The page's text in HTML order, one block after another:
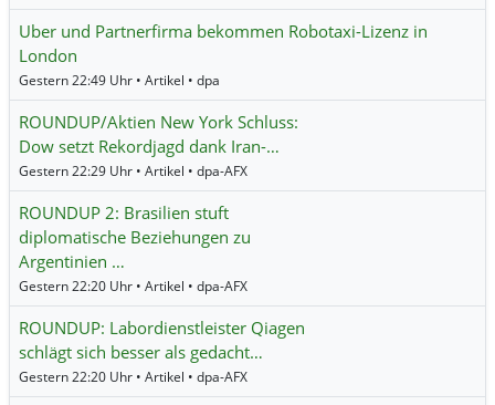
Uber und Partnerfirma bekommen Robotaxi-Lizenz in
London
Gestern 22:49 Uhr • Artikel • dpa
ROUNDUP/Aktien New York Schluss:
Dow setzt Rekordjagd dank Iran-…
Gestern 22:29 Uhr • Artikel • dpa-AFX
ROUNDUP 2: Brasilien stuft
diplomatische Beziehungen zu
Argentinien …
Gestern 22:20 Uhr • Artikel • dpa-AFX
ROUNDUP: Labordienstleister Qiagen
schlägt sich besser als gedacht…
Gestern 22:20 Uhr • Artikel • dpa-AFX